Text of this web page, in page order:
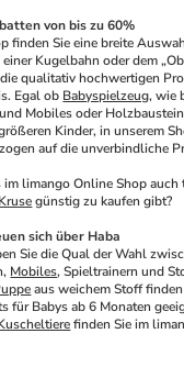
von bis zu 60%
finden Sie eine breite
Kugelbahn oder dem
qualitativ hochwertigen
Egal ob Babyspielzeug, wie
Mobiles oder
Kinder, in unserem
auf die unverbindliche
im limango Online Shop
günstig zu kaufen gibt?
sich über Haba
Sie die Qual der Wahl
Mobiles, Spieltrainern und
aus weichem Stoff
finden Sie im